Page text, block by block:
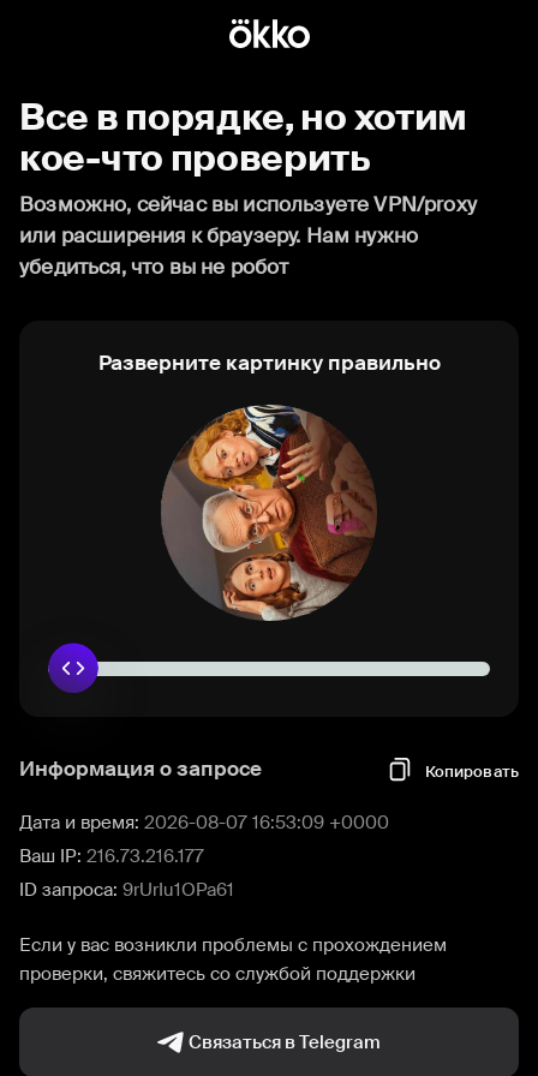
Все в порядке, но хотим
кое-что проверить
Возможно, сейчас вы используете VPN/proxy
или расширения к браузеру. Нам нужно
убедиться, что вы не робот
Разверните картинку правильно
Информация о запросе Копировать
Дата и время: 2026-08-07 16:53:09 +0000
Ваш IP: 216.73.216.177
ID запроса: 9rUrIu1OPa61
Если у вас возникли проблемы с прохождением
проверки, свяжитесь со службой поддержки
Связаться в Telegram